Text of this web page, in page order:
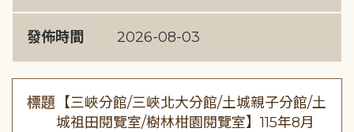
發佈時間 2026-08-03
標題 【三峽分館/三峽北大分館/土城親子分館/土
城祖田閱覽室/樹林柑園閱覽室】115年8月